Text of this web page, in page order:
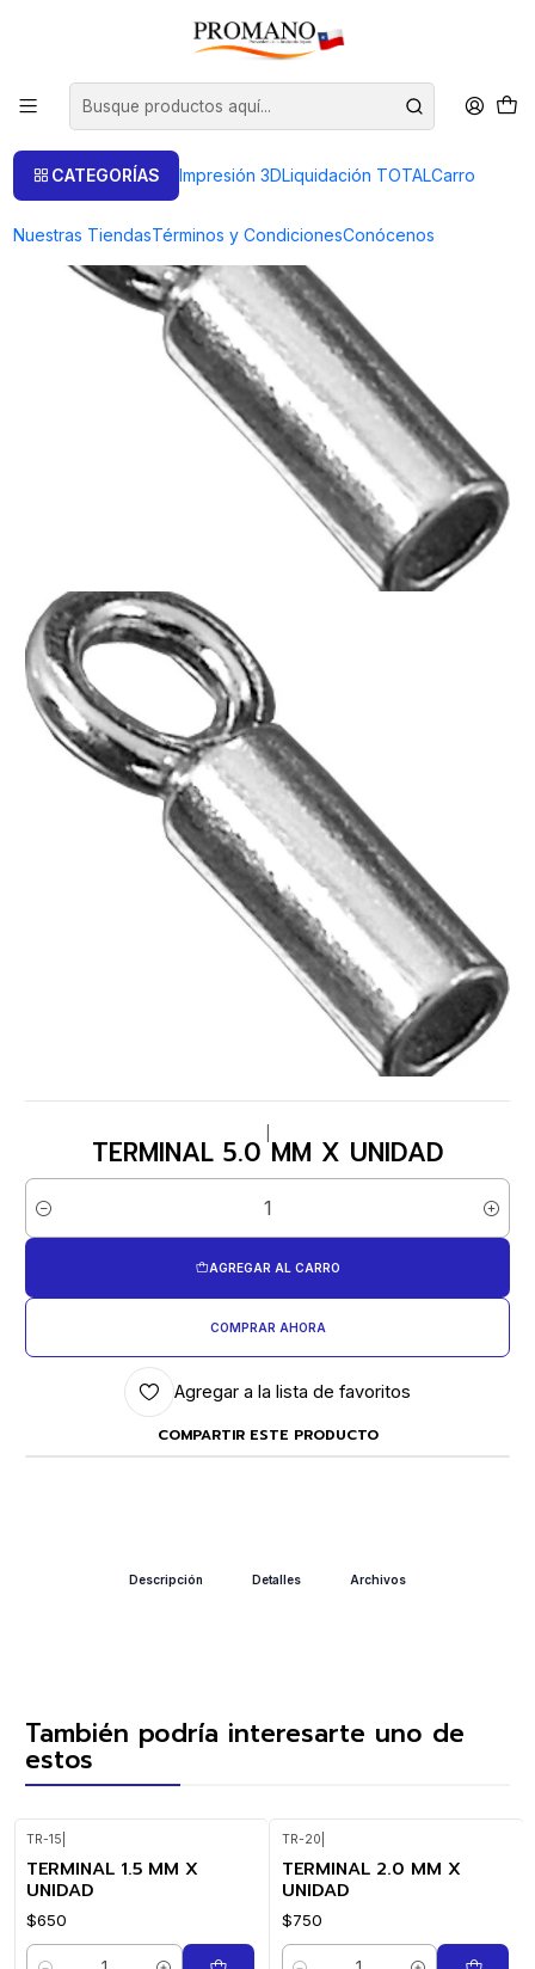
CATEGORÍAS Impresión 3DLiquidación TOTALCarro
Nuestras TiendasTérminos y CondicionesConócenos
Productos de Plata Terminales Plata
TERMINAL 5.0 MM X UNIDAD
TERMINAL 5.0 MM X UNIDAD
Cantidad
AGREGAR AL CARRO
COMPRAR AHORA
Agregar a la lista de favoritos
COMPARTIR ESTE PRODUCTO
Descripción Detalles Archivos
También podría interesarte uno de
estos
TR-15
TERMINAL 1.5 MM X
UNIDAD
$650
TR-20
TERMINAL 2.0 MM X
UNIDAD
$750